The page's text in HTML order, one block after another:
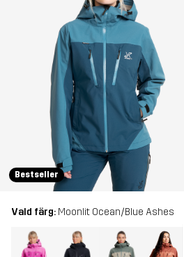
Bestseller
Vald färg: Moonlit Ocean/Blue Ashes